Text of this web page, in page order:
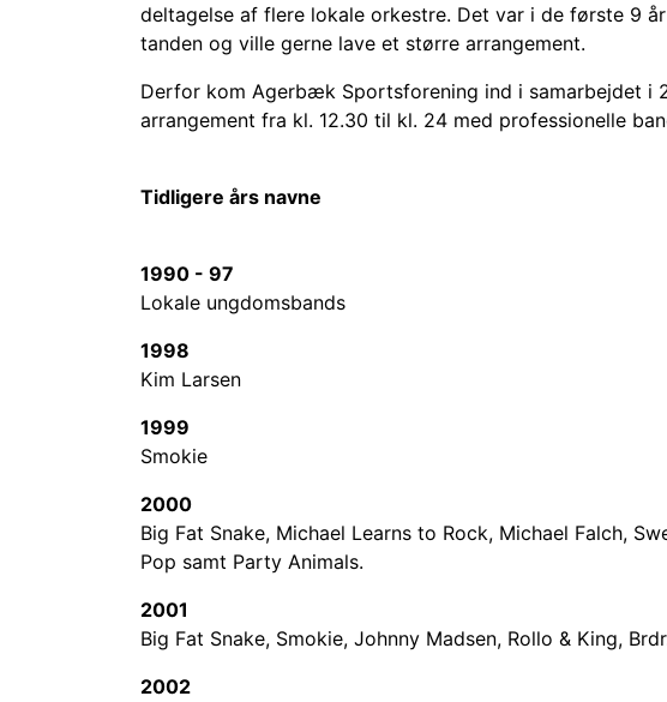
deltagelse af flere lokale orkestre. Det var i de første 9
tanden og ville gerne lave et større arrangement.
Derfor kom Agerbæk Sportsforening ind i samarbejdet i
arrangement fra kl. 12.30 til kl. 24 med professionelle
Tidligere års navne
1990 - 97
Lokale ungdomsbands
1998
Kim Larsen
1999
Smokie
2000
Big Fat Snake, Michael Learns to Rock, Michael Falch,
Pop samt Party Animals.
2001
Big Fat Snake, Smokie, Johnny Madsen, Rollo & King,
2002